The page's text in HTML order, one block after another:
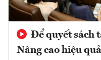
Để quyết sách
Nâng cao hiệu